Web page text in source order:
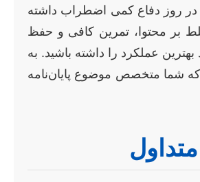
روز دفاع کمی اضطراب داشته
بر محتوا، تمرین کافی و حفظ
بهترین عملکرد را داشته باشید. به
که شما متخصص موضوع پایان‌نامه